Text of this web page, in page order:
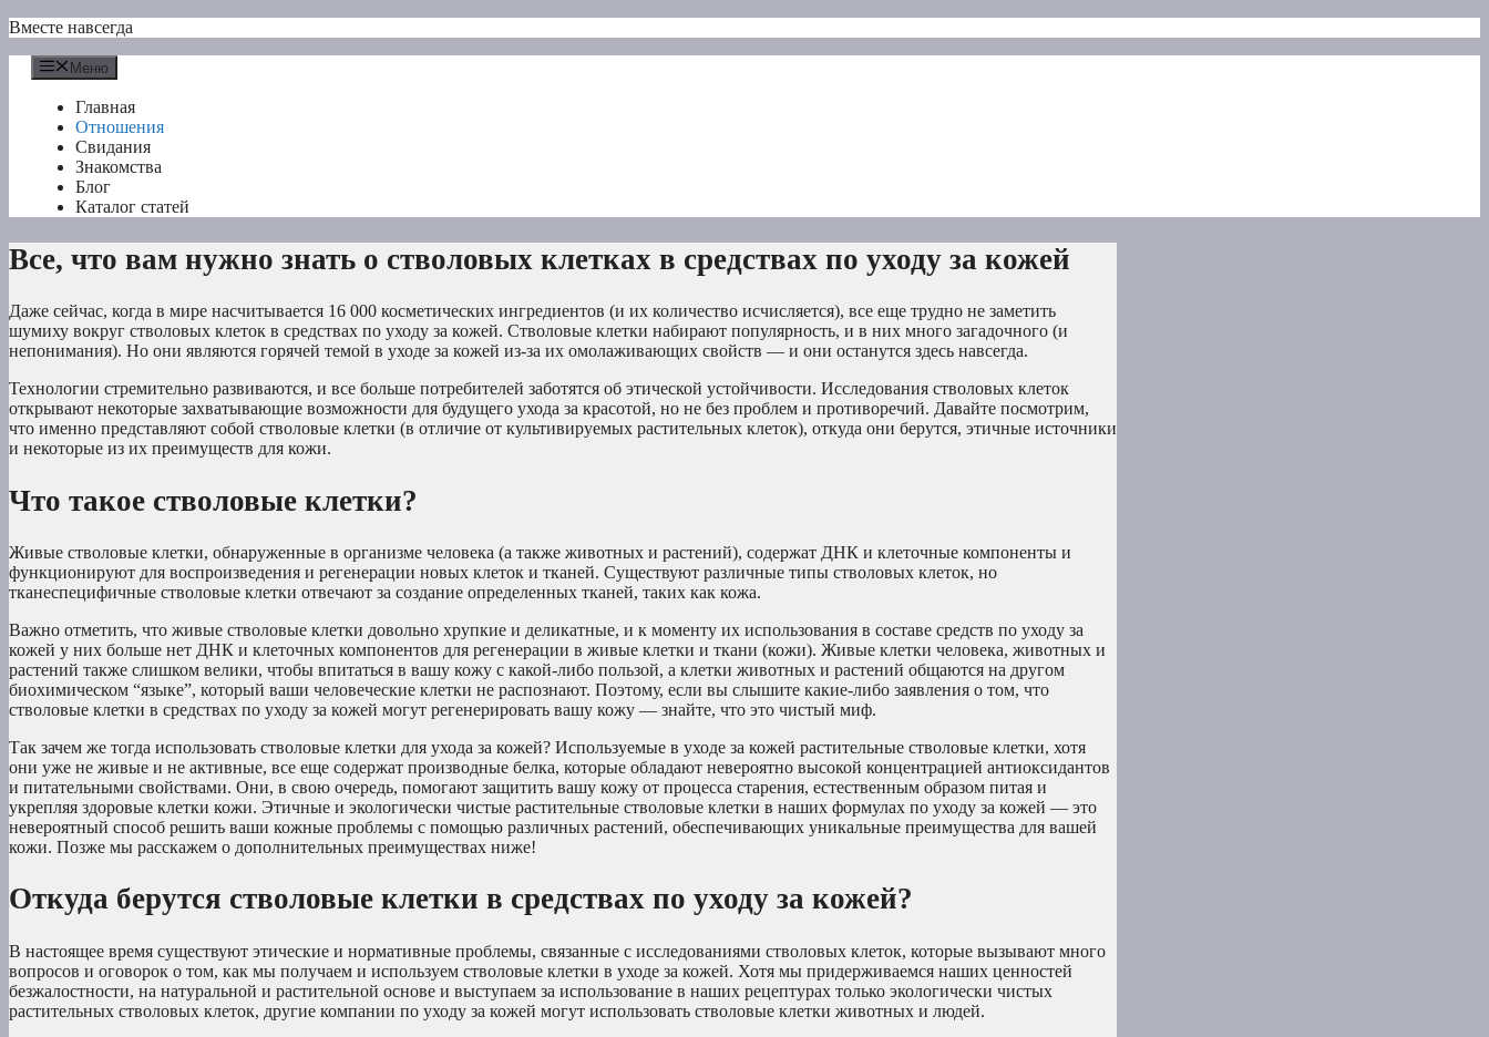
Перейти
содержимому
Вместе навсегда
Меню
Главная
Отношения
Свидания
Знакомства
Блог
Каталог статей
Все, что вам нужно знать о стволовых клетках в средствах по уходу за кожей
Даже сейчас, когда в мире насчитывается 16 000 косметических ингредиентов (и их количество исчисляется), все еще трудно не заметить
шумиху вокруг стволовых клеток в средствах по уходу за кожей. Стволовые клетки набирают популярность, и в них много загадочного (и
непонимания). Но они являются горячей темой в уходе за кожей из-за их омолаживающих свойств — и они останутся здесь навсегда.
Технологии стремительно развиваются, и все больше потребителей заботятся об этической устойчивости. Исследования стволовых клеток
открывают некоторые захватывающие возможности для будущего ухода за красотой, но не без проблем и противоречий. Давайте посмотрим,
что именно представляют собой стволовые клетки (в отличие от культивируемых растительных клеток), откуда они берутся, этичные источники
и некоторые из их преимуществ для кожи.
Что такое стволовые клетки?
Живые стволовые клетки, обнаруженные в организме человека (а также животных и растений), содержат ДНК и клеточные компоненты и
функционируют для воспроизведения и регенерации новых клеток и тканей. Существуют различные типы стволовых клеток, но
тканеспецифичные стволовые клетки отвечают за создание определенных тканей, таких как кожа.
Важно отметить, что живые стволовые клетки довольно хрупкие и деликатные, и к моменту их использования в составе средств по уходу за
кожей у них больше нет ДНК и клеточных компонентов для регенерации в живые клетки и ткани (кожи). Живые клетки человека, животных и
растений также слишком велики, чтобы впитаться в вашу кожу с какой-либо пользой, а клетки животных и растений общаются на другом
биохимическом “языке”, который ваши человеческие клетки не распознают. Поэтому, если вы слышите какие-либо заявления о том, что
стволовые клетки в средствах по уходу за кожей могут регенерировать вашу кожу — знайте, что это чистый миф.
Так зачем же тогда использовать стволовые клетки для ухода за кожей? Используемые в уходе за кожей растительные стволовые клетки, хотя
они уже не живые и не активные, все еще содержат производные белка, которые обладают невероятно высокой концентрацией антиоксидантов
и питательными свойствами. Они, в свою очередь, помогают защитить вашу кожу от процесса старения, естественным образом питая и
укрепляя здоровые клетки кожи. Этичные и экологически чистые растительные стволовые клетки в наших формулах по уходу за кожей — это
невероятный способ решить ваши кожные проблемы с помощью различных растений, обеспечивающих уникальные преимущества для вашей
кожи. Позже мы расскажем о дополнительных преимуществах ниже!
Откуда берутся стволовые клетки в средствах по уходу за кожей?
В настоящее время существуют этические и нормативные проблемы, связанные с исследованиями стволовых клеток, которые вызывают много
вопросов и оговорок о том, как мы получаем и используем стволовые клетки в уходе за кожей. Хотя мы придерживаемся наших ценностей
безжалостности, на натуральной и растительной основе и выступаем за использование в наших рецептурах только экологически чистых
растительных стволовых клеток, другие компании по уходу за кожей могут использовать стволовые клетки животных и людей.